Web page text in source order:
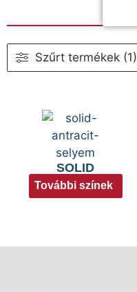
Szűrt termékek (1)
SOLID
További színek